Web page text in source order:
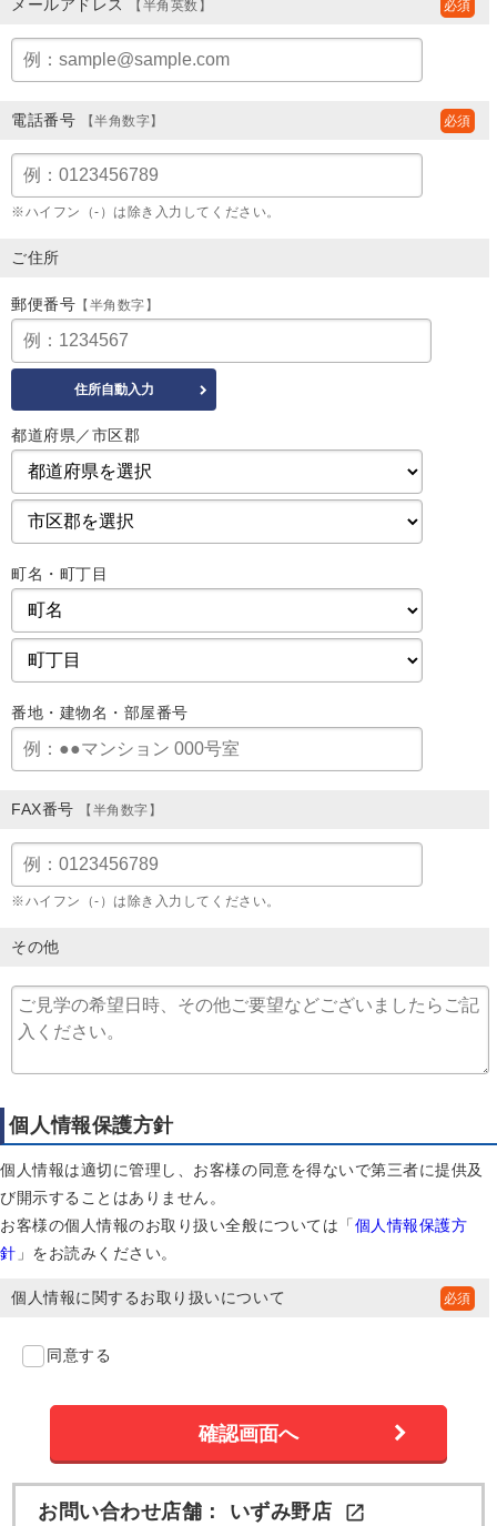
メールアドレス 【半角英数】
電話番号 【半角数字】
※ハイフン（-）は除き入力してください。
ご住所
郵便番号 【半角数字】
都道府県／市区郡
町名・町丁目
番地・建物名・部屋番号
FAX番号 【半角数字】
※ハイフン（-）は除き入力してください。
その他
個人情報保護方針
個人情報は適切に管理し、お客様の同意を得ないで第三者に提供及
び開示することはありません。
お客様の個人情報のお取り扱い全般については「個人情報保護方
針 」をお読みください。
個人情報に関するお取り扱いについて
同意する
お問い合わせ店舗： いずみ野店 